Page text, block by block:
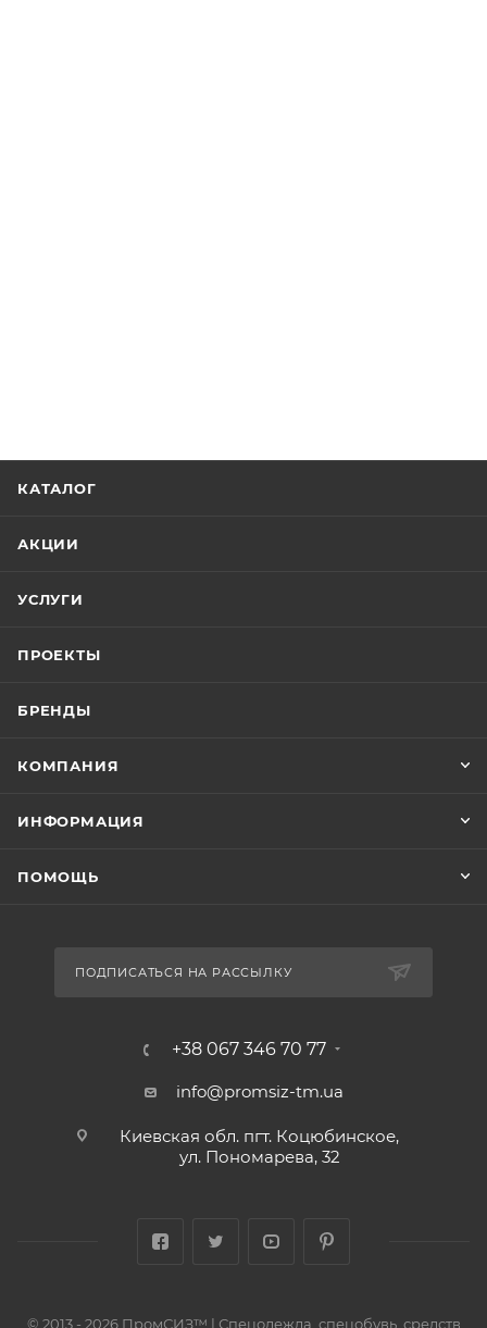
КАТАЛОГ
АКЦИИ
УСЛУГИ
ПРОЕКТЫ
БРЕНДЫ
КОМПАНИЯ
ИНФОРМАЦИЯ
ПОМОЩЬ
ПОДПИСАТЬСЯ НА РАССЫЛКУ
+38 067 346 70 77
info@promsiz-tm.ua
Киевская обл. пгт. Коцюбинское,
ул. Пономарева, 32
© 2013 - 2026 ПромСИЗ™ | Спецодежда, спецобувь, средств